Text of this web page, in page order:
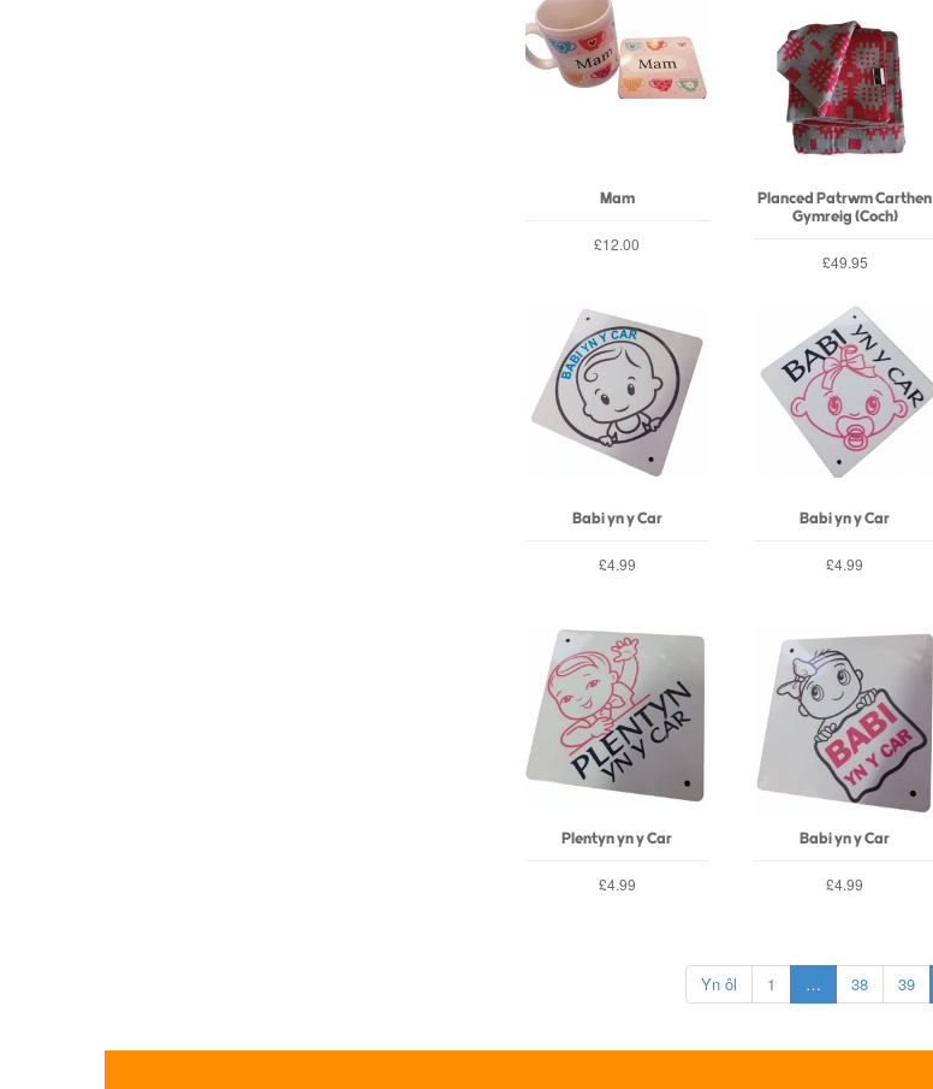
Mam
£12.00
Planced Patrwm Carthen
Gymreig (Coch)
£49.95
Babi yn y Car
£4.99
Babi yn y Car
£4.99
Plentyn yn y Car
£4.99
Babi yn y Car
£4.99
Yn ôl 1 … 38 39